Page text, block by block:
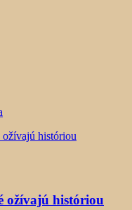
ožívajú históriou